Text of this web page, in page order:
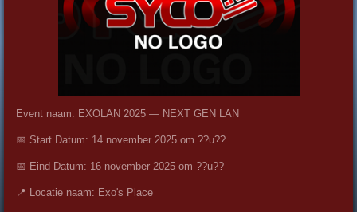
Event naam: EXOLAN 2025 — NEXT GEN LAN
📅 Start Datum: 14 november 2025 om ??u??
📅 Eind Datum: 16 november 2025 om ??u??
📍 Locatie naam: Exo's Place